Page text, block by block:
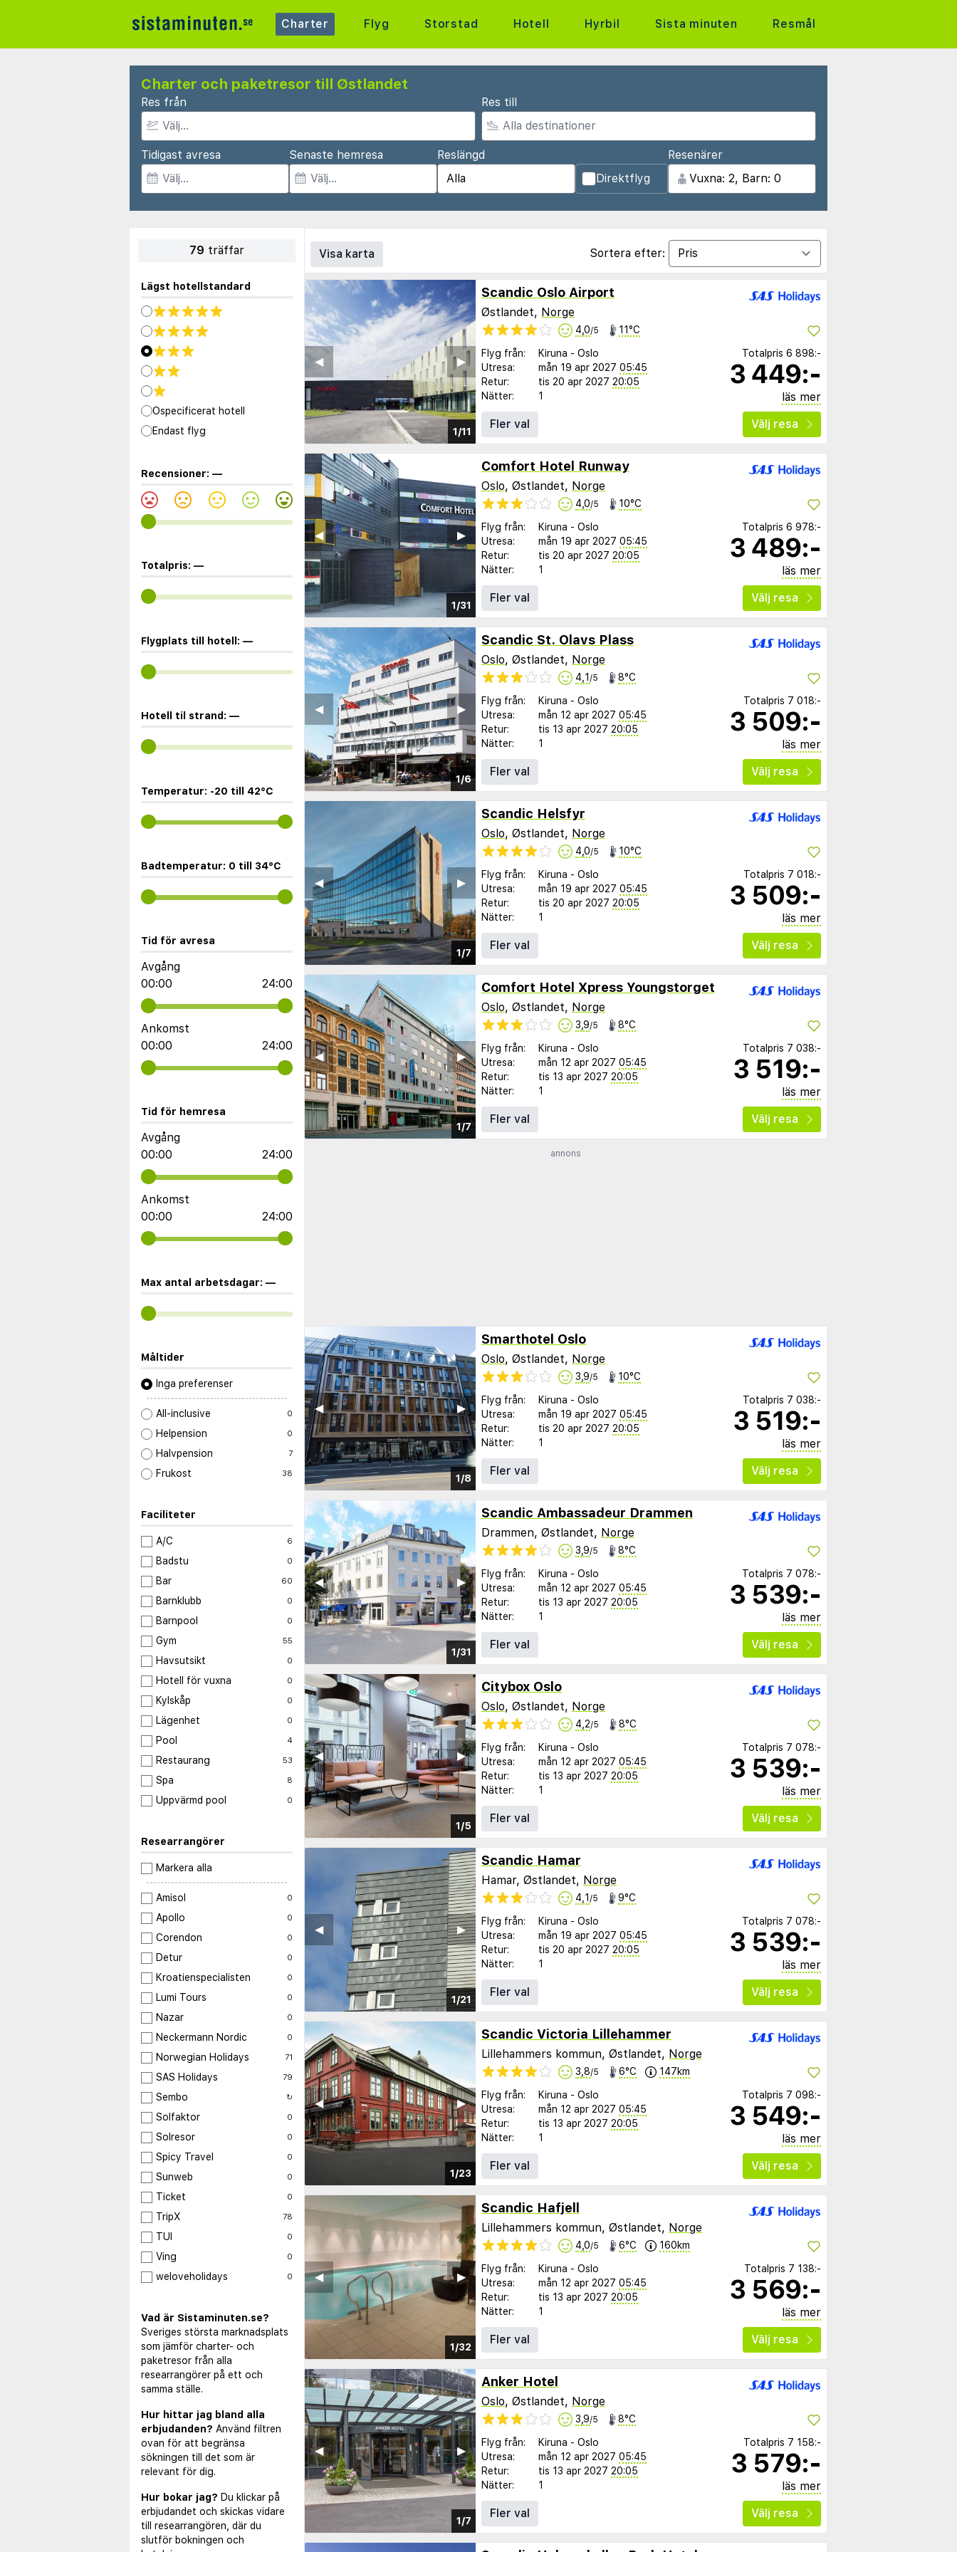
Charter Flyg Storstad Hotell Hyrbil Sista minuten Resmål
Charter och paketresor till Østlandet
Res från Res till
Tidigast avresa Senaste hemresa
Reslängd
Direktflyg
Resenärer
79 träffar
Lägst hotellstandard
Ospecificerat hotell
Endast flyg
Recensioner: —
Totalpris: —
Flygplats till hotell: —
Hotell til strand: —
Temperatur: -20 till 42°C
Badtemperatur: 0 till 34°C
Tid för avresa
Avgång
00:00
24:00
Ankomst
00:00
24:00
Tid för hemresa
Avgång
00:00
24:00
Ankomst
00:00
24:00
Max antal arbetsdagar: —
Måltider
Inga preferenser
All-inclusive 0
Helpension 0
Halvpension 7
Frukost 38
Faciliteter
A/C 6
Badstu 0
Bar 60
Barnklubb 0
Barnpool 0
Gym 55
Havsutsikt 0
Hotell för vuxna 0
Kylskåp 0
Lägenhet 0
Pool 4
Restaurang 53
Spa 8
Uppvärmd pool 0
Researrangörer
Markera alla
Amisol 0
Apollo 0
Corendon 0
Detur 0
Kroatienspecialisten 0
Lumi Tours 0
Nazar 0
Neckermann Nordic 0
Norwegian Holidays 71
SAS Holidays 79
Sembo ↻
Solfaktor 0
Solresor 0
Spicy Travel 0
Sunweb 0
Ticket 0
TripX 78
TUI 0
Ving 0
weloveholidays 0
Vad är Sistaminuten.se?
Sveriges största marknadsplats
som jämför charter- och
paketresor från alla
researrangörer på ett och
samma ställe.
Hur hittar jag bland alla
erbjudanden? Använd filtren
ovan för att begränsa
sökningen till det som är
relevant för dig.
Hur bokar jag? Du klickar på
erbjudandet och skickas vidare
till researrangören, där du
slutför bokningen och
Visa karta Sortera efter:
1/11
▶︎
◀︎
Scandic Oslo Airport
Østlandet, Norge
4,0/5 11°C
Flyg från: Kiruna - Oslo
Utresa:
mån 19 apr 2027 05:45
Retur:
tis 20 apr 2027 20:05
Nätter:
1
Totalpris 6 898:-
3 449:-
läs mer
Fler val
Välj resa
1/31
▶︎
◀︎
Comfort Hotel Runway
Oslo, Østlandet, Norge
4,0/5 10°C
Flyg från: Kiruna - Oslo
Utresa:
mån 19 apr 2027 05:45
Retur:
tis 20 apr 2027 20:05
Nätter:
1
Totalpris 6 978:-
3 489:-
läs mer
Fler val
Välj resa
1/6
▶︎
◀︎
Scandic St. Olavs Plass
Oslo, Østlandet, Norge
4,1 /5 8°C
Flyg från: Kiruna - Oslo
Utresa:
mån 12 apr 2027 05:45
Retur:
tis 13 apr 2027 20:05
Nätter:
1
Totalpris 7 018:-
3 509:-
läs mer
Fler val
Välj resa
1/7
▶︎
◀︎
Scandic Helsfyr
Oslo, Østlandet, Norge
4,0/5 10°C
Flyg från: Kiruna - Oslo
Utresa:
mån 19 apr 2027 05:45
Retur:
tis 20 apr 2027 20:05
Nätter:
1
Totalpris 7 018:-
3 509:-
läs mer
Fler val
Välj resa
1/7
▶︎
◀︎
Comfort Hotel Xpress Youngstorget
Oslo, Østlandet, Norge
3,9/5 8°C
Flyg från: Kiruna - Oslo
Utresa:
mån 12 apr 2027 05:45
Retur:
tis 13 apr 2027 20:05
Nätter:
1
Totalpris 7 038:-
3 519:-
läs mer
Fler val
Välj resa
annons
1/8
▶︎
◀︎
Smarthotel Oslo
Oslo, Østlandet, Norge
3,9/5 10°C
Flyg från: Kiruna - Oslo
Utresa:
mån 19 apr 2027 05:45
Retur:
tis 20 apr 2027 20:05
Nätter:
1
Totalpris 7 038:-
3 519:-
läs mer
Fler val
Välj resa
1/31
▶︎
◀︎
Scandic Ambassadeur Drammen
Drammen, Østlandet, Norge
3,9/5 8°C
Flyg från: Kiruna - Oslo
Utresa:
mån 12 apr 2027 05:45
Retur:
tis 13 apr 2027 20:05
Nätter:
1
Totalpris 7 078:-
3 539:-
läs mer
Fler val
Välj resa
1/5
▶︎
◀︎
Citybox Oslo
Oslo, Østlandet, Norge
4,2/5 8°C
Flyg från: Kiruna - Oslo
Utresa:
mån 12 apr 2027 05:45
Retur:
tis 13 apr 2027 20:05
Nätter:
1
Totalpris 7 078:-
3 539:-
läs mer
Fler val
Välj resa
1/21
▶︎
◀︎
Scandic Hamar
Hamar, Østlandet, Norge
4,1 /5 9°C
Flyg från: Kiruna - Oslo
Utresa:
mån 19 apr 2027 05:45
Retur:
tis 20 apr 2027 20:05
Nätter:
1
Totalpris 7 078:-
3 539:-
läs mer
Fler val
Välj resa
1/23
▶︎
◀︎
Scandic Victoria Lillehammer
Lillehammers kommun, Østlandet, Norge
3,8/5 6°C 147km
Flyg från: Kiruna - Oslo
Utresa:
mån 12 apr 2027 05:45
Retur:
tis 13 apr 2027 20:05
Nätter:
1
Totalpris 7 098:-
3 549:-
läs mer
Fler val
Välj resa
1/32
▶︎
◀︎
Scandic Hafjell
Lillehammers kommun, Østlandet, Norge
4,0/5 6°C 160km
Flyg från: Kiruna - Oslo
Utresa:
mån 12 apr 2027 05:45
Retur:
tis 13 apr 2027 20:05
Nätter:
1
Totalpris 7 138:-
3 569:-
läs mer
Fler val
Välj resa
1/7
▶︎
◀︎
Anker Hotel
Oslo, Østlandet, Norge
3,9/5 8°C
Flyg från: Kiruna - Oslo
Utresa:
mån 12 apr 2027 05:45
Retur:
tis 13 apr 2027 20:05
Nätter:
1
Totalpris 7 158:-
3 579:-
läs mer
Fler val
Välj resa